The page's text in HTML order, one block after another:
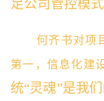
足公司管控模式
何齐书对项
第一，信息化建
统“灵魂”是我